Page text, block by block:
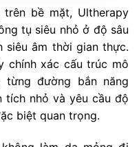
bề mặt, Ultherapy
tụ siêu nhỏ ở độ sâu
siêu âm thời gian thực.
chính xác cấu trúc mô
đường bắn năng
tích nhỏ và yêu cầu độ
biệt quan trọng.